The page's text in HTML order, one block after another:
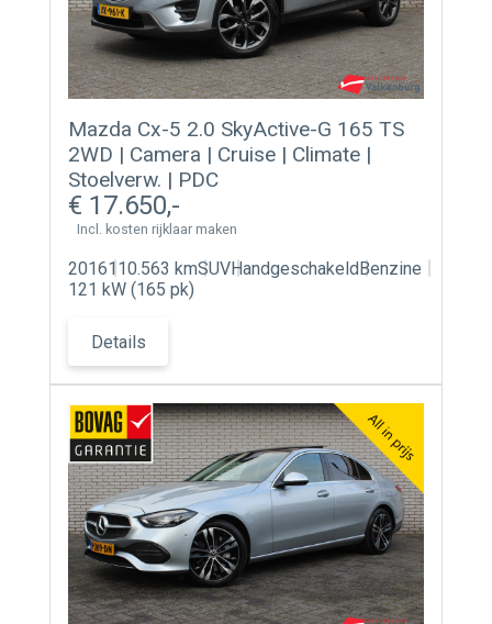
Mazda Cx-5 2.0 SkyActive-G 165 TS
2WD | Camera | Cruise | Climate |
Stoelverw. | PDC
17.650
Incl. kosten rijklaar maken
2016110.563 kmSUVHandgeschakeldBenzine
121 kW (165 pk)
Details